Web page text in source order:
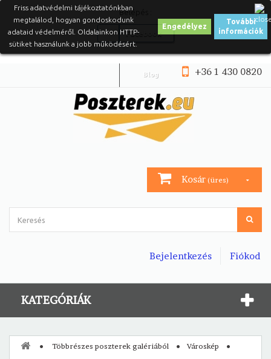
Belépés :
Facebook
+36 1 430 0820
Blog
Kosár (üres)
Fiókod
Bejelentkezés
KATEGÓRIÁK
Friss adatvédelmi tájékoztatónkban
megtalálod, hogyan gondoskodunk
adataid védelméről. Oldalainkon HTTP-
sütiket használunk a jobb működésért.
Engedélyez
További
információk
Többrészes poszterek galériából
Városkép